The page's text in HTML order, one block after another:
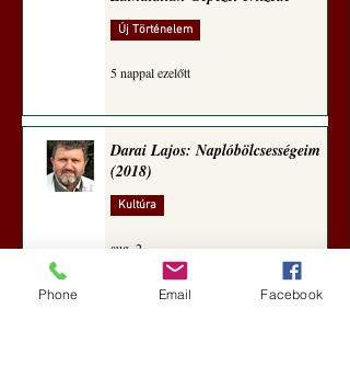
Új Történelem
5 nappal ezelőtt
Darai Lajos: Naplóbölcsességeim
(2018)
Kultúra
aug. 2.
Phone Email Facebook